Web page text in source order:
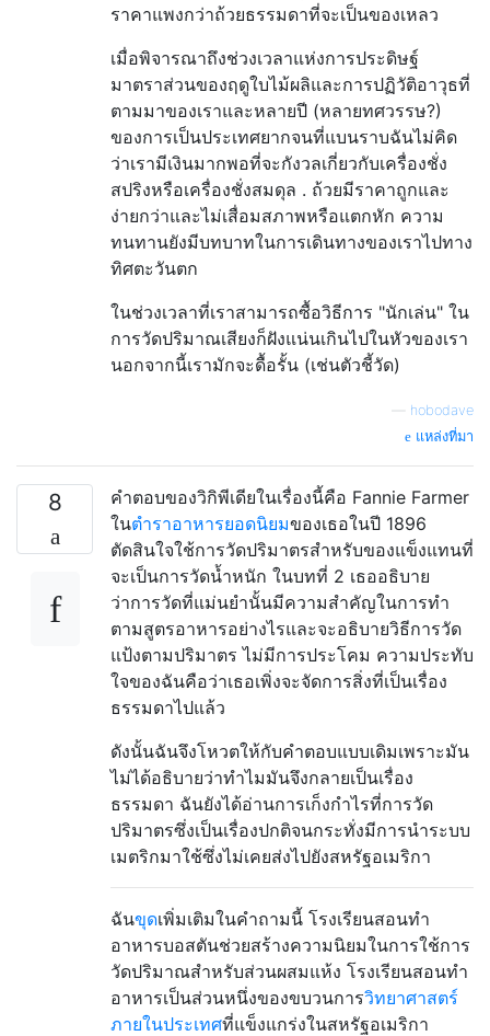
ราคาแพงกว่าถ้วยธรรมดาที่จะเป็นของเหลว
เมื่อพิจารณาถึงช่วงเวลาแห่งการประดิษฐ์
มาตราส่วนของฤดูใบไม้ผลิและการปฏิวัติอาวุธที่
ตามมาของเราและหลายปี (หลายทศวรรษ?)
ของการเป็นประเทศยากจนที่แบนราบฉันไม่คิด
ว่าเรามีเงินมากพอที่จะกังวลเกี่ยวกับเครื่องชั่ง
สปริงหรือเครื่องชั่งสมดุล . ถ้วยมีราคาถูกและ
ง่ายกว่าและไม่เสื่อมสภาพหรือแตกหัก ความ
ทนทานยังมีบทบาทในการเดินทางของเราไปทาง
ทิศตะวันตก
ในช่วงเวลาที่เราสามารถซื้อวิธีการ "นักเล่น" ใน
การวัดปริมาณเสียงก็ฝังแน่นเกินไปในหัวของเรา
นอกจากนี้เรามักจะดื้อรั้น (เช่นตัวชี้วัด)
hobodave
แหล่งที่มา
8
คำตอบของวิกิพีเดียในเรื่องนี้คือ Fannie Farmer
ในตำราอาหารยอดนิยมของเธอในปี 1896
ตัดสินใจใช้การวัดปริมาตรสำหรับของแข็งแทนที่
จะเป็นการวัดน้ำหนัก ในบทที่ 2 เธออธิบาย
ว่าการวัดที่แม่นยำนั้นมีความสำคัญในการทำ
ตามสูตรอาหารอย่างไรและจะอธิบายวิธีการวัด
แป้งตามปริมาตร ไม่มีการประโคม ความประทับ
ใจของฉันคือว่าเธอเพิ่งจะจัดการสิ่งที่เป็นเรื่อง
ธรรมดาไปแล้ว
ดังนั้นฉันจึงโหวตให้กับคำตอบแบบเดิมเพราะมัน
ไม่ได้อธิบายว่าทำไมมันจึงกลายเป็นเรื่อง
ธรรมดา ฉันยังได้อ่านการเก็งกำไรที่การวัด
ปริมาตรซึ่งเป็นเรื่องปกติจนกระทั่งมีการนำระบบ
เมตริกมาใช้ซึ่งไม่เคยส่งไปยังสหรัฐอเมริกา
ฉันขุดเพิ่มเติมในคำถามนี้ โรงเรียนสอนทำ
อาหารบอสตันช่วยสร้างความนิยมในการใช้การ
วัดปริมาณสำหรับส่วนผสมแห้ง โรงเรียนสอนทำ
อาหารเป็นส่วนหนึ่งของขบวนการวิทยาศาสตร์
ภายในประเทศที่แข็งแกร่งในสหรัฐอเมริกา